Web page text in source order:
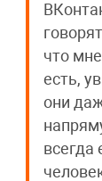
что
есть,
они
всегда